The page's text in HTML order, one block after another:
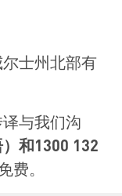
士州北部有
与我们沟
和1300 132
费。